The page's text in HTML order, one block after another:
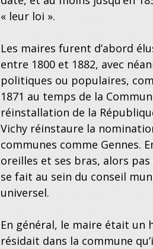
« leur loi ».
Les maires furent d’abord
entre 1800 et 1882, avec
politiques ou populaires,
1871 au temps de la
réinstallation de la
Vichy réinstaure la
communes comme Gennes.
oreilles et ses bras, alors
se fait au sein du conseil
universel.
En général, le maire était un
résidait dans la commune